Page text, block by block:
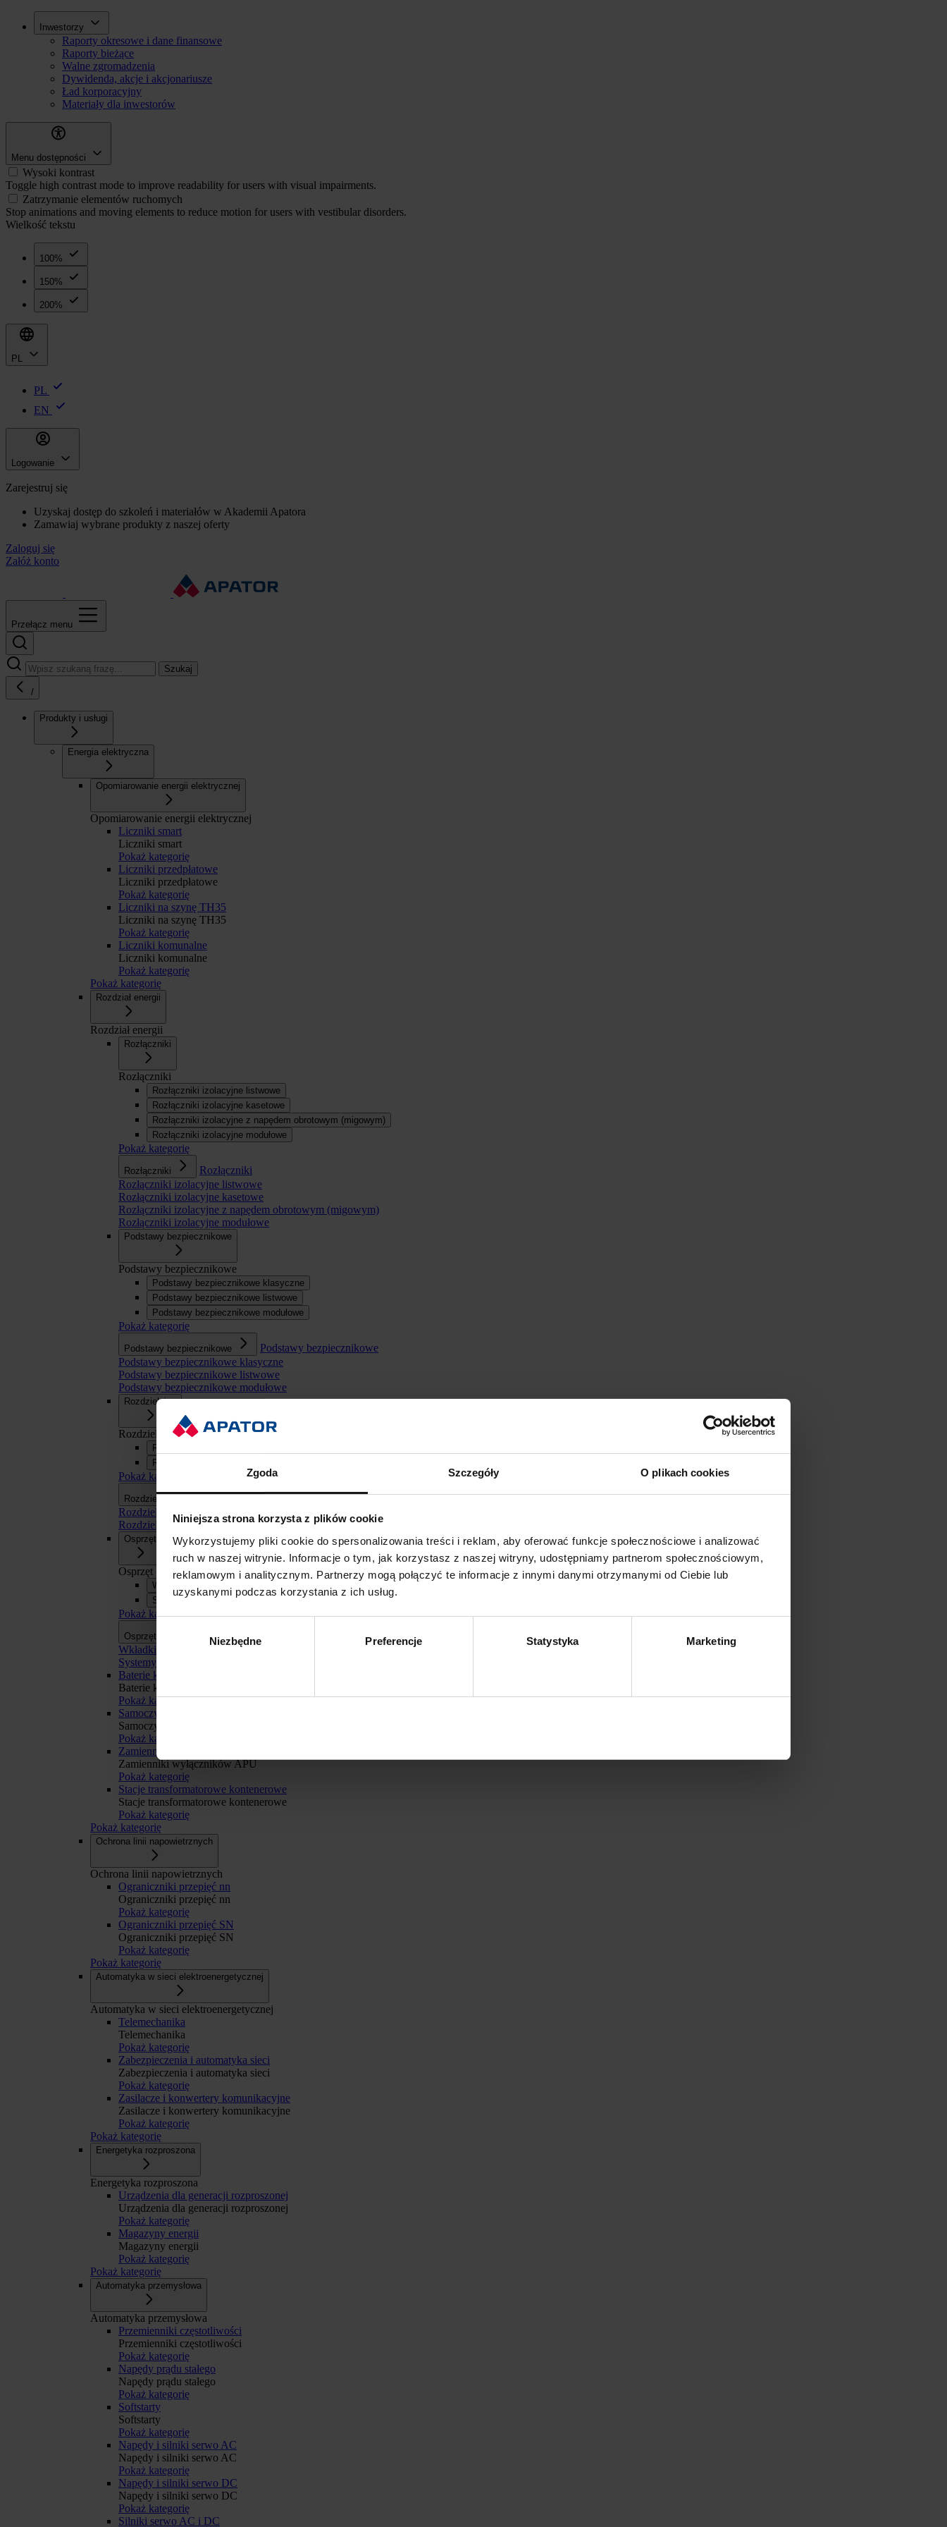
Zgoda Szczegóły O plikach cookies
Niniejsza strona korzysta z plików cookie
Wykorzystujemy pliki cookie do spersonalizowania treści i reklam, aby oferować funkcje społecznościowe i analizować
ruch w naszej witrynie. Informacje o tym, jak korzystasz z naszej witryny, udostępniamy partnerom społecznościowym,
reklamowym i analitycznym. Partnerzy mogą połączyć te informacje z innymi danymi otrzymanymi od Ciebie lub
uzyskanymi podczas korzystania z ich usług.
Wybór
zgody
Niezbędne Preferencje Statystyka Marketing
Inwestorzy
Raporty okresowe i dane finansowe
Raporty bieżące
Walne zgromadzenia
Dywidenda, akcje i akcjonariusze
Ład korporacyjny
Materiały dla inwestorów
Menu dostępności
Wysoki kontrast
Toggle high contrast mode to improve readability for users with visual impairments.
Zatrzymanie elementów ruchomych
Stop animations and moving elements to reduce motion for users with vestibular disorders.
Wielkość tekstu
100%
150%
200%
PL
PL
EN
Logowanie
Zarejestruj się
Uzyskaj dostęp do szkoleń i materiałów w Akademii Apatora
Zamawiaj wybrane produkty z naszej oferty
Zaloguj się
Załóż konto
Przełącz menu
Szukaj
/
Produkty i usługi
Energia elektryczna
Opomiarowanie energii elektrycznej
Opomiarowanie energii elektrycznej
Liczniki smart
Liczniki smart
Pokaż kategorię
Liczniki przedpłatowe
Liczniki przedpłatowe
Pokaż kategorię
Liczniki na szynę TH35
Liczniki na szynę TH35
Pokaż kategorię
Liczniki komunalne
Liczniki komunalne
Pokaż kategorię
Pokaż kategorię
Rozdział energii
Rozdział energii
Rozłączniki
Rozłączniki
Rozłączniki izolacyjne listwowe
Rozłączniki izolacyjne kasetowe
Rozłączniki izolacyjne z napędem obrotowym (migowym)
Rozłączniki izolacyjne modułowe
Pokaż kategorię
Rozłączniki
Rozłączniki
Rozłączniki izolacyjne listwowe
Rozłączniki izolacyjne kasetowe
Rozłączniki izolacyjne z napędem obrotowym (migowym)
Rozłączniki izolacyjne modułowe
Podstawy bezpiecznikowe
Podstawy bezpiecznikowe
Podstawy bezpiecznikowe klasyczne
Podstawy bezpiecznikowe listwowe
Podstawy bezpiecznikowe modułowe
Pokaż kategorię
Podstawy bezpiecznikowe
Podstawy bezpiecznikowe
Podstawy bezpiecznikowe klasyczne
Podstawy bezpiecznikowe listwowe
Podstawy bezpiecznikowe modułowe
Rozdzielnice
Rozdzielnice
Rozdzielnice SN
Rozdzielnice nn
Pokaż kategorię
Rozdzielnice
Rozdzielnice
Rozdzielnice SN
Rozdzielnice nn
Osprzęt
Osprzęt
Wkładki bezpiecznikowe
Systemy szyn zbiorczych APASYS 60 mm
Pokaż kategorię
Osprzęt
Osprzęt
Wkładki bezpiecznikowe
Systemy szyn zbiorczych APASYS 60 mm
Baterie kondensatorów BK
Baterie kondensatorów BK
Pokaż kategorię
Samoczynne Załączanie Rezerwy SZR
Samoczynne Załączanie Rezerwy SZR
Pokaż kategorię
Zamienniki wyłączników APU
Zamienniki wyłączników APU
Pokaż kategorię
Stacje transformatorowe kontenerowe
Stacje transformatorowe kontenerowe
Pokaż kategorię
Pokaż kategorię
Ochrona linii napowietrznych
Ochrona linii napowietrznych
Ograniczniki przepięć nn
Ograniczniki przepięć nn
Pokaż kategorię
Ograniczniki przepięć SN
Ograniczniki przepięć SN
Pokaż kategorię
Pokaż kategorię
Automatyka w sieci elektroenergetycznej
Automatyka w sieci elektroenergetycznej
Telemechanika
Telemechanika
Pokaż kategorię
Zabezpieczenia i automatyka sieci
Zabezpieczenia i automatyka sieci
Pokaż kategorię
Zasilacze i konwertery komunikacyjne
Zasilacze i konwertery komunikacyjne
Pokaż kategorię
Pokaż kategorię
Energetyka rozproszona
Energetyka rozproszona
Urządzenia dla generacji rozproszonej
Urządzenia dla generacji rozproszonej
Pokaż kategorię
Magazyny energii
Magazyny energii
Pokaż kategorię
Pokaż kategorię
Automatyka przemysłowa
Automatyka przemysłowa
Przemienniki częstotliwości
Przemienniki częstotliwości
Pokaż kategorię
Napędy prądu stałego
Napędy prądu stałego
Pokaż kategorię
Softstarty
Softstarty
Pokaż kategorię
Napędy i silniki serwo AC
Napędy i silniki serwo AC
Pokaż kategorię
Napędy i silniki serwo DC
Napędy i silniki serwo DC
Pokaż kategorię
Silniki serwo AC i DC